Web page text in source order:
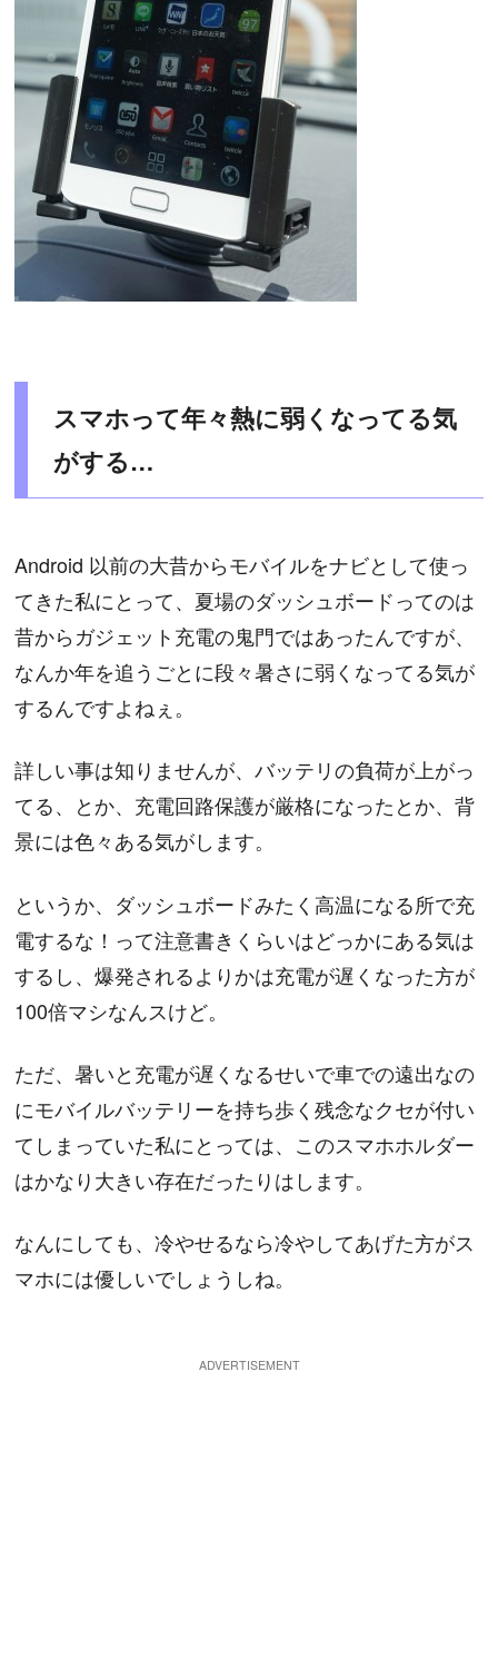
スマホって年々熱に弱くなってる気
がする…
Android 以前の大昔からモバイルをナビとして使っ
てきた私にとって、夏場のダッシュボードってのは
昔からガジェット充電の鬼門ではあったんですが、
なんか年を追うごとに段々暑さに弱くなってる気が
するんですよねぇ。
詳しい事は知りませんが、バッテリの負荷が上がっ
てる、とか、充電回路保護が厳格になったとか、背
景には色々ある気がします。
というか、ダッシュボードみたく高温になる所で充
電するな！って注意書きくらいはどっかにある気は
するし、爆発されるよりかは充電が遅くなった方が
100倍マシなんスけど。
ただ、暑いと充電が遅くなるせいで車での遠出なの
にモバイルバッテリーを持ち歩く残念なクセが付い
てしまっていた私にとっては、このスマホホルダー
はかなり大きい存在だったりはします。
なんにしても、冷やせるなら冷やしてあげた方がス
マホには優しいでしょうしね。